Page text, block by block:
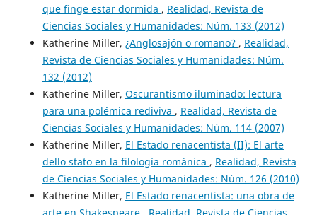
que finge estar dormida , Realidad, Revista de
Ciencias Sociales y Humanidades: Núm. 133 (2012)
Katherine Miller, ¿Anglosajón o romano? , Realidad,
Revista de Ciencias Sociales y Humanidades: Núm.
132 (2012)
Katherine Miller, Oscurantismo iluminado: lectura
para una polémica rediviva , Realidad, Revista de
Ciencias Sociales y Humanidades: Núm. 114 (2007)
Katherine Miller, El Estado renacentista (II): El arte
dello stato en la filología románica , Realidad, Revista
de Ciencias Sociales y Humanidades: Núm. 126 (2010)
Katherine Miller, El Estado renacentista: una obra de
arte en Shakespeare , Realidad, Revista de Ciencias